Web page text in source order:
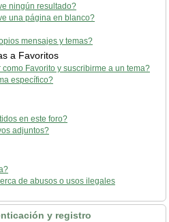
ningún resultado?
una página en blanco?
mensajes y temas?
a Favoritos
Favorito y suscribirme a un tema?
específico?
en este foro?
adjuntos?
de abusos o usos ilegales
y registro